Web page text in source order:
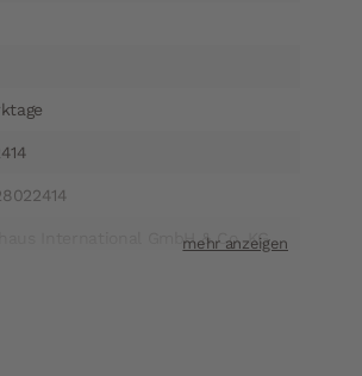
International GmbH & Co. KG